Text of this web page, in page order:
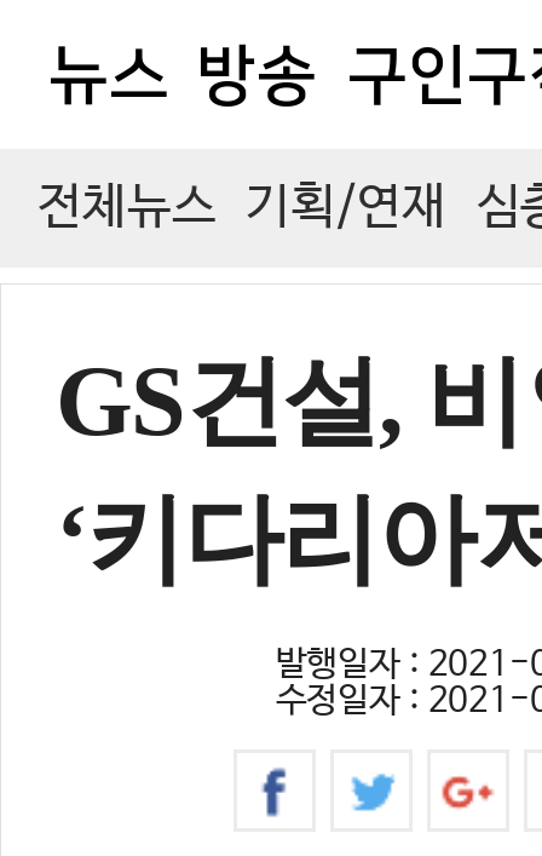
뉴스 방송 구인
전체뉴스 기획/연재 심
GS건설,
‘키다리아
발행일자 :
수정일자 :